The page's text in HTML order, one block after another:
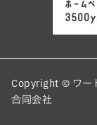
Copyright © ワー
合同会社